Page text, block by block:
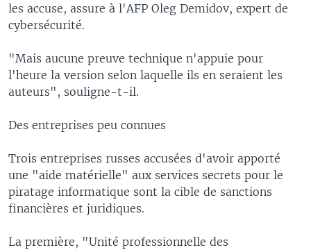
les accuse, assure à l'AFP Oleg Demidov, expert de
cybersécurité.
"Mais aucune preuve technique n'appuie pour
l'heure la version selon laquelle ils en seraient les
auteurs", souligne-t-il.
Des entreprises peu connues
Trois entreprises russes accusées d'avoir apporté
une "aide matérielle" aux services secrets pour le
piratage informatique sont la cible de sanctions
financières et juridiques.
La première, "Unité professionnelle des